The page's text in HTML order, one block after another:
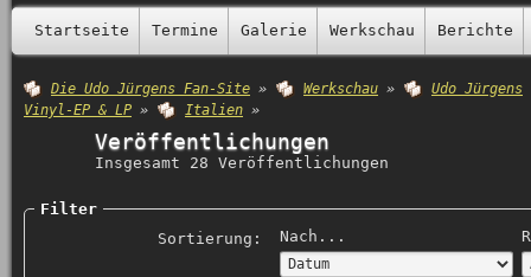
Startseite Termine Galerie Werkschau Berichte
Die Udo Jürgens Fan-Site » Werkschau » Udo Jürgens
Vinyl-EP & LP » Italien »
Veröffentlichungen
Insgesamt 28 Veröffentlichungen
Filter
Sortierung:
Nach...